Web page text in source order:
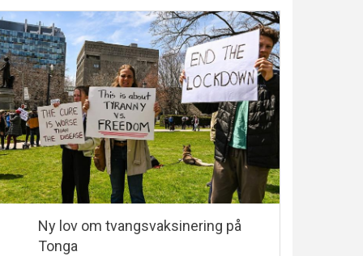
Ny lov om tvangsvaksinering på
Tonga